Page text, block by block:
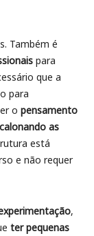
Também é
para
que a
para
o pensamento
as
está
e não requer
,
ter pequenas